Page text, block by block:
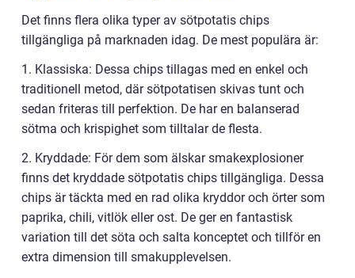
Det finns flera olika typer av sötpotatis chips
tillgängliga på marknaden idag. De mest populära är:
1. Klassiska: Dessa chips tillagas med en enkel och
traditionell metod, där sötpotatisen skivas tunt och
sedan friteras till perfektion. De har en balanserad
sötma och krispighet som tilltalar de flesta.
2. Kryddade: För dem som älskar smakexplosioner
finns det kryddade sötpotatis chips tillgängliga. Dessa
chips är täckta med en rad olika kryddor och örter som
paprika, chili, vitlök eller ost. De ger en fantastisk
variation till det söta och salta konceptet och tillför en
extra dimension till smakupplevelsen.